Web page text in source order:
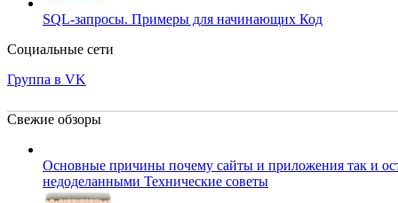
SQL-запросы. Примеры для начинающих Код
Социальные сети
Группа в VK
Свежие обзоры
Основные причины почему сайты и приложения так и
недоделанными Технические советы